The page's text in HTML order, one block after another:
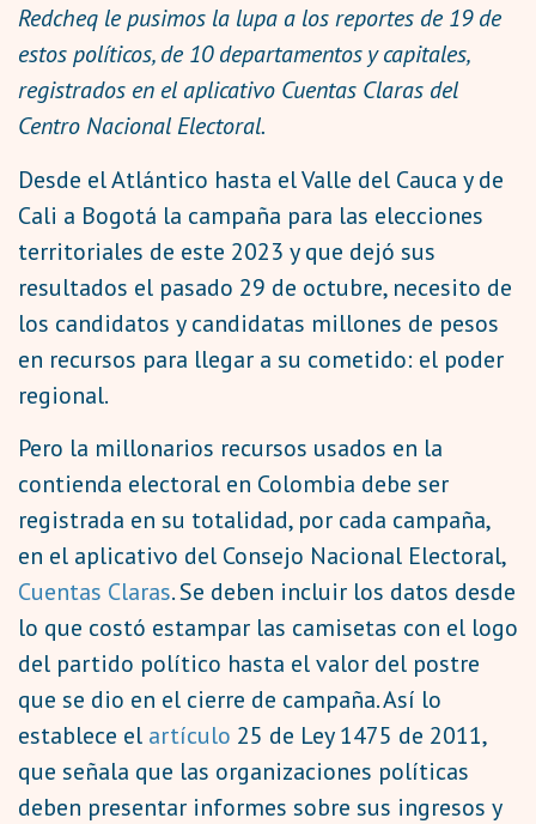
Redcheq le pusimos la lupa a los reportes de 19 de
estos políticos, de 10 departamentos y capitales,
registrados en el aplicativo Cuentas Claras del
Centro Nacional Electoral.
Desde el Atlántico hasta el Valle del Cauca y de
Cali a Bogotá la campaña para las elecciones
territoriales de este 2023 y que dejó sus
resultados el pasado 29 de octubre, necesito de
los candidatos y candidatas millones de pesos
en recursos para llegar a su cometido: el poder
regional.
Pero la millonarios recursos usados en la
contienda electoral en Colombia debe ser
registrada en su totalidad, por cada campaña,
en el aplicativo del Consejo Nacional Electoral,
Cuentas Claras. Se deben incluir los datos desde
lo que costó estampar las camisetas con el logo
del partido político hasta el valor del postre
que se dio en el cierre de campaña. Así lo
establece el artículo 25 de Ley 1475 de 2011,
que señala que las organizaciones políticas
deben presentar informes sobre sus ingresos y